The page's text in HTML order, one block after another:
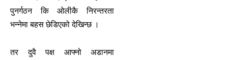
पुनर्गठन कि ओलीकै निरन्तरता
भन्नेमा बहस छेडिएको देखिन्छ ।
तर दुवै पक्ष आफ्नो अडानमा